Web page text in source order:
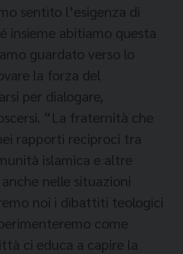
sentito l’esigenza di
insieme abitiamo questa
guardato verso lo
la forza del
per dialogare,
“La fraternità che
rapporti reciproci tra
islamica e altre
nelle situazioni
noi i dibattiti teologici
come
ci educa a capire la